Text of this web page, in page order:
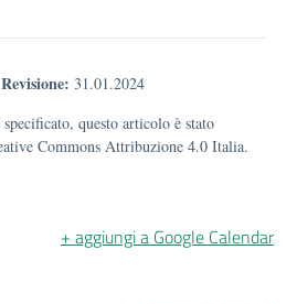
Revisione: 31.01.2024
questo articolo è stato
Commons Attribuzione 4.0 Italia.
+ aggiungi a Google Calendar